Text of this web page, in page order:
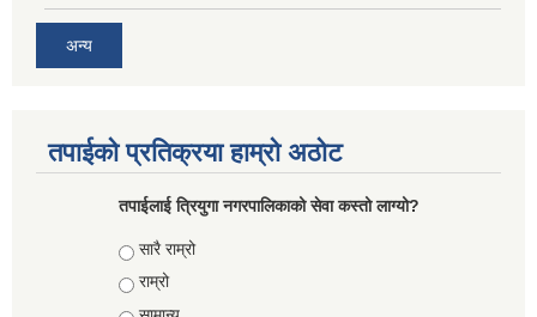
अन्य
तपाईको प्रतिक्रया हाम्रो अठोट
तपाईलाई त्रियुगा नगरपालिकाको सेवा कस्तो लाग्यो?
Choices
सारै राम्रो
राम्रो